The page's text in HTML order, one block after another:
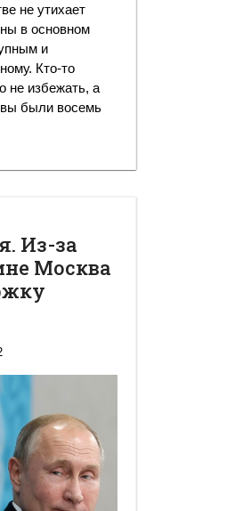
не утихает
в основном
и
Кто-то
не избежать, а
вы были восемь
Из-за
Москва